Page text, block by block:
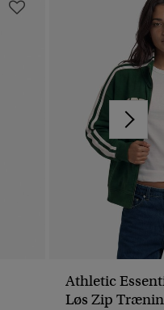
Athletic
Løs Zip